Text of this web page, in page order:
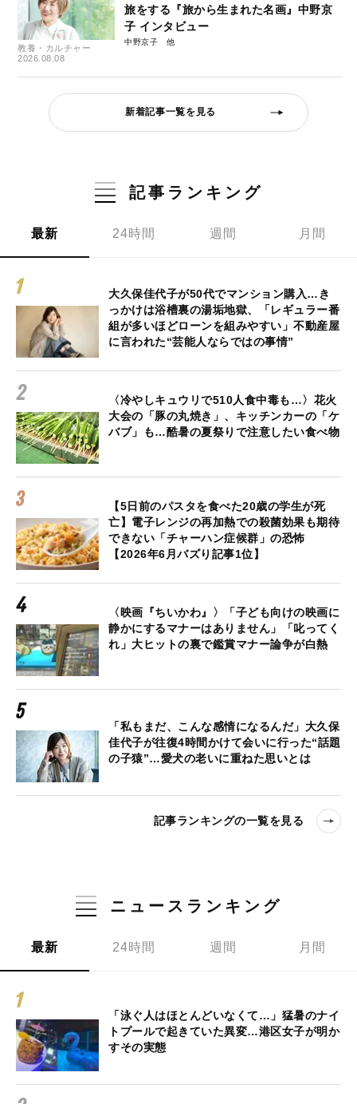
教養・カルチャー
2026.08.08
旅をする『旅から生まれた名画』中野京
子 インタビュー
中野京子
新着記事一覧を見る
記事ランキング
最新 24時間 週間 月間
大久保佳代子が50代でマンション購入…き
っかけは浴槽裏の湯垢地獄、「レギュラー番
組が多いほどローンを組みやすい」不動産屋
に言われた“芸能人ならではの事情”
〈冷やしキュウリで510人食中毒も…〉花火
大会の「豚の丸焼き」、キッチンカーの「ケ
バブ」も…酷暑の夏祭りで注意したい食べ物
【5日前のパスタを食べた20歳の学生が死
亡】電子レンジの再加熱での殺菌効果も期待
できない「チャーハン症候群」の恐怖
【2026年6月バズり記事1位】
〈映画『ちいかわ』〉「子ども向けの映画に
静かにするマナーはありません」「叱ってく
れ」大ヒットの裏で鑑賞マナー論争が白熱
「私もまだ、こんな感情になるんだ」大久保
佳代子が往復4時間かけて会いに行った“話題
の子猿”…愛犬の老いに重ねた思いとは
記事ランキングの一覧を見る
ニュースランキング
最新 24時間 週間 月間
「泳ぐ人はほとんどいなくて…」猛暑のナイ
トプールで起きていた異変…港区女子が明か
すその実態